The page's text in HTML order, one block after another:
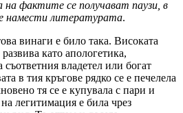
фактите се получават паузи, в
намести литературата.
винаги е било така. Високата
като апологетика,
владетел или богат
в тия кръгове рядко се е печелела
тя се е купувала с пари и
легитимация е била чрез